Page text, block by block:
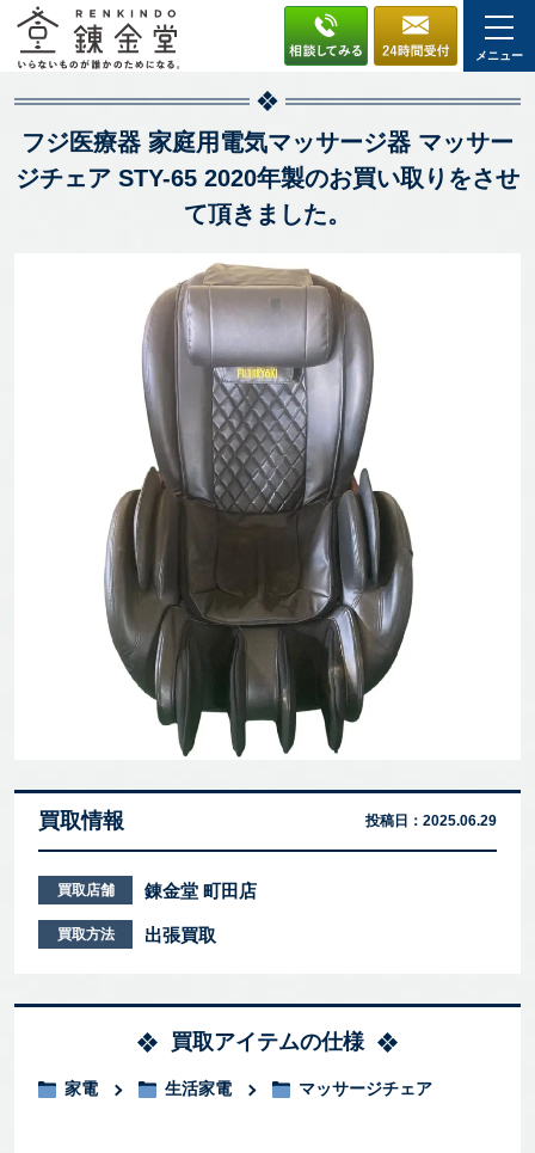
メニュー
フジ医療器 家庭用電気マッサージ器 マッサー
ジチェア STY-65 2020年製のお買い取りをさせ
て頂きました。
買取情報 投稿日： 2025.06.29
買取店舗 錬金堂 町田店
買取方法 出張買取
買取アイテムの仕様
家電 生活家電 マッサージチェア